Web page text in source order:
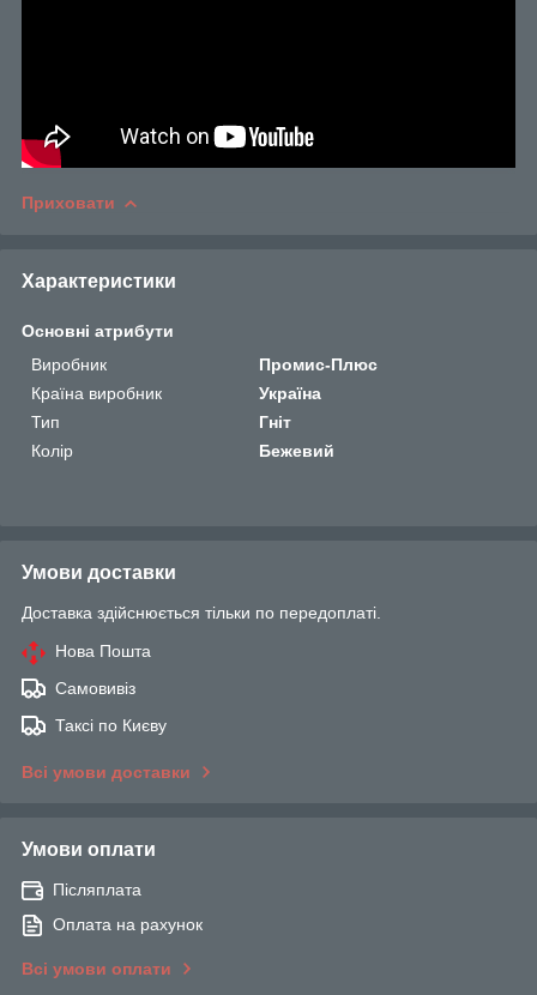
Приховати
Характеристики
Основні атрибути
Виробник
Промис-Плюс
Країна виробник
Україна
Тип
Гніт
Колір
Бежевий
Умови доставки
Доставка здійснюється тільки по передоплаті.
Нова Пошта
Самовивіз
Таксі по Києву
Всі умови доставки
Умови оплати
Післяплата
Оплата на рахунок
Всі умови оплати